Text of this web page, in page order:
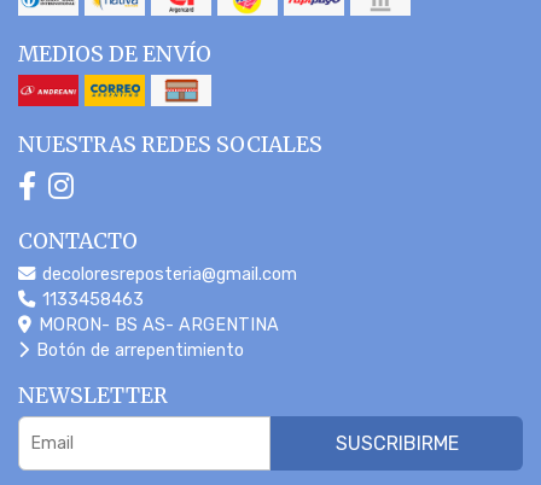
MEDIOS DE ENVÍO
NUESTRAS REDES SOCIALES
CONTACTO
decoloresreposteria@gmail.com
1133458463
MORON- BS AS- ARGENTINA
Botón de arrepentimiento
NEWSLETTER
SUSCRIBIRME